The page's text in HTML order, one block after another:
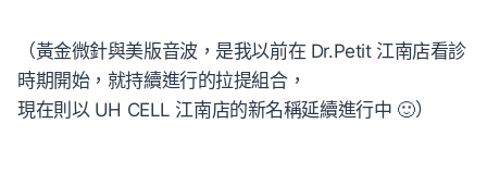
（黃金微針與美版音波，是我以前在 Dr.Petit 江南店看診
時期開始，就持續進行的拉提組合，
現在則以 UH CELL 江南店的新名稱延續進行中 🙂）